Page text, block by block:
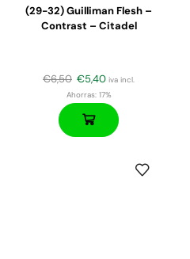
(29-32) Guilliman Flesh –
Contrast – Citadel
€6,50 €5,40 iva incl.
Ahorras:17%